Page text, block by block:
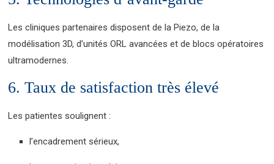
Les cliniques partenaires disposent de la Piezo, de la
modélisation 3D, d’unités ORL avancées et de blocs opératoires
ultramodernes.
6. Taux de satisfaction très élevé
Les patientes soulignent :
l’encadrement sérieux,